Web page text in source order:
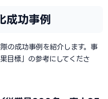
成功事例
の成功事例を紹介します。事
目標」の参考にしてくださ